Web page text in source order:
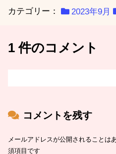
カテゴリー： 2023年9月
1 件のコメント
コメントを残す
メールアドレスが公開されることは
須項目です